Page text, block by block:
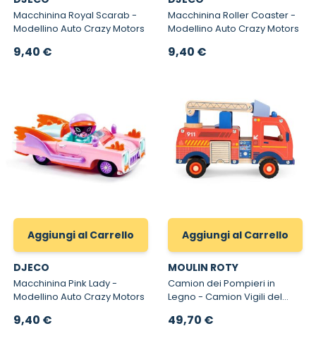
Macchinina Royal Scarab -
Modellino Auto Crazy Motors
9,40 €
Macchinina Roller Coaster -
Modellino Auto Crazy Motors
9,40 €
Aggiungi al Carrello
DJECO
Macchinina Pink Lady -
Modellino Auto Crazy Motors
9,40 €
Aggiungi al Carrello
MOULIN ROTY
Camion dei Pompieri in
Legno - Camion Vigili del
con Accessori
49,70 €